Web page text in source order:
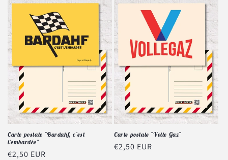
Carte postale "Bardahf, c'est
l'embardée"
Prix
€2,50 EUR
Carte postale "Volle Gaz"
Prix
€2,50 EUR